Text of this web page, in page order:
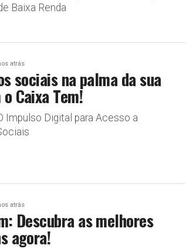
Baixa Renda
atrás
sociais na palma da sua
Caixa Tem!
Impulso Digital para Acesso a
atrás
Descubra as melhores
agora!